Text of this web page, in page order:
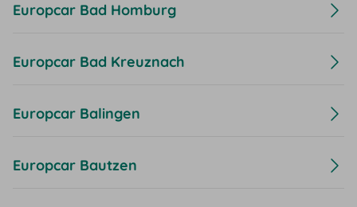
Europcar Bad Homburg
Europcar Bad Kreuznach
Europcar Balingen
Europcar Bautzen